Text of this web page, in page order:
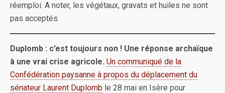
réemploi. A noter, les végétaux, gravats et huiles ne sont
pas acceptés.
Duplomb : c’est toujours non ! Une réponse archaïque
à une vrai crise agricole. Un communiqué de la
Confédération paysanne à propos du déplacement du
sénateur Laurent Duplomb le 28 mai en Isère pour